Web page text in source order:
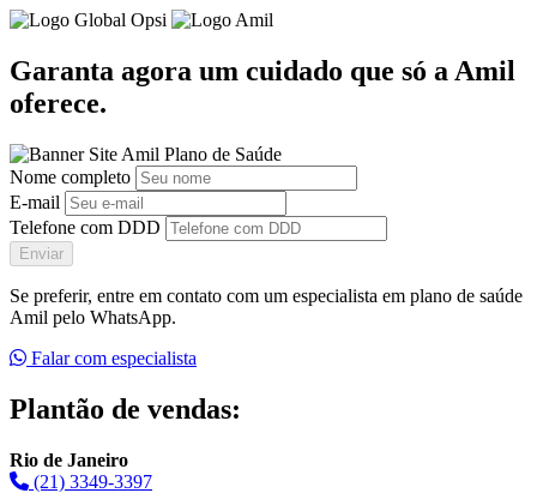
Garanta agora um cuidado que só a Amil
oferece.
Nome completo
E-mail
Telefone com DDD
Enviar
Se preferir, entre em contato com um especialista em plano de saúde
Amil pelo WhatsApp.
Falar com especialista
Plantão de vendas:
Rio de Janeiro
(21) 3349-3397